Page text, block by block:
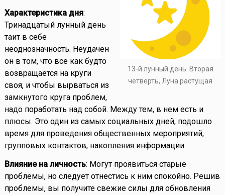
13-й лунный день. Вторая
четверть, Луна растущая
Характеристика дня:
Тринадцатый лунный день
таит в себе
неоднозначность. Неудачен
он в том, что все как будто
возвращается на круги
своя, и чтобы вырваться из
замкнутого круга проблем,
надо поработать над собой. Между тем, в нем есть и
плюсы. Это один из самых социальных дней, подошло
время для проведения общественных мероприятий,
групповых контактов, накопления информации.
Влияние на личность: Могут проявиться старые
проблемы, но следует отнестись к ним спокойно. Решив
проблемы, вы получите свежие силы для обновления